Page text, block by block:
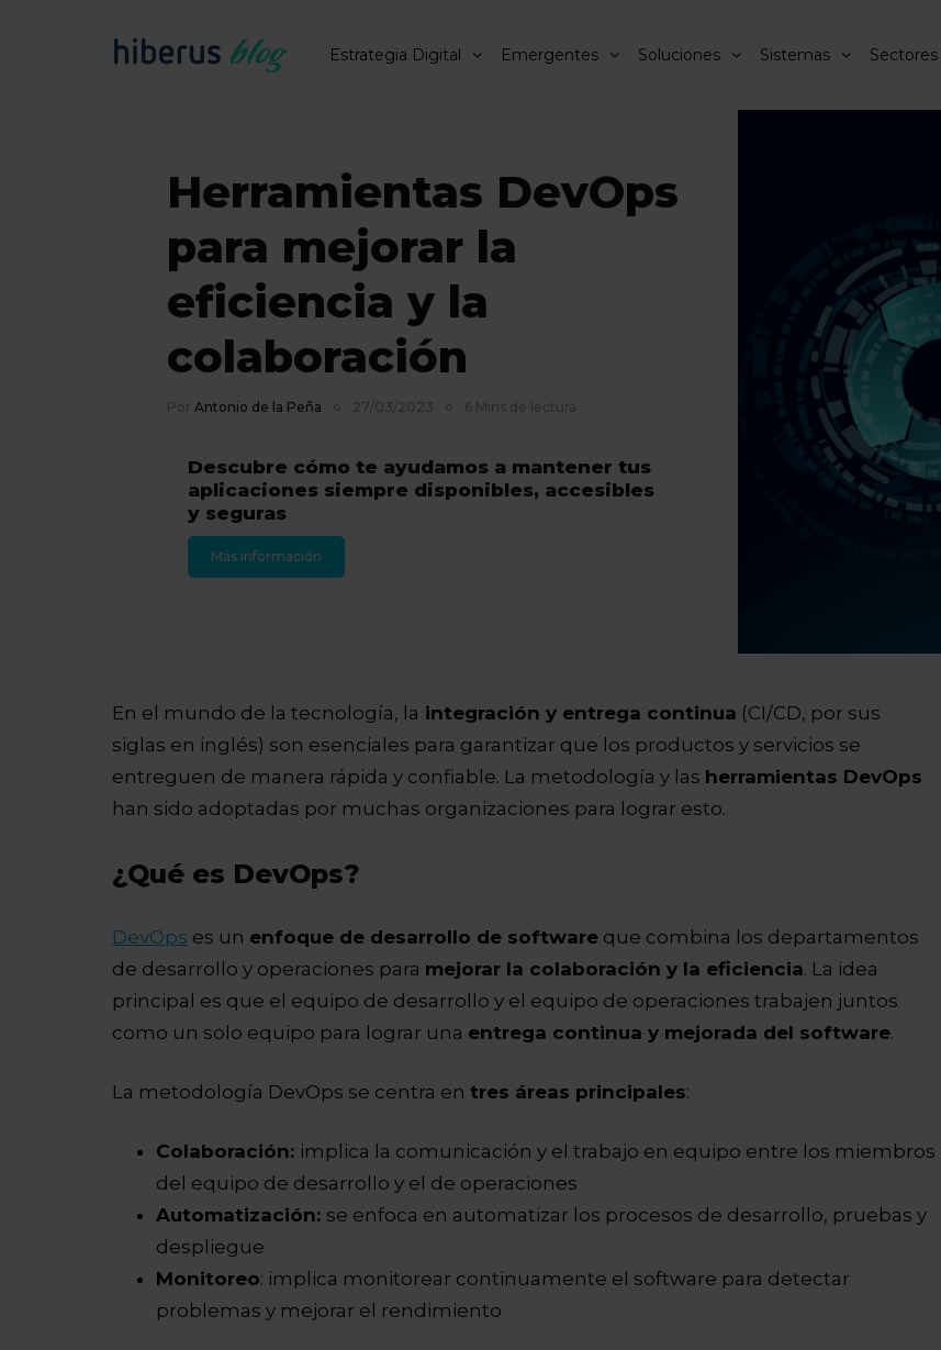
Estrategia Digital Emergentes Soluciones Sistemas Sectores
Herramientas DevOps
para mejorar la
eficiencia y la
colaboración
Por Antonio de la Peña 27/03/2023 6 Mins de lectura
Descubre cómo te ayudamos a mantener tus
aplicaciones siempre disponibles, accesibles
y seguras
Más información
En el mundo de la tecnología, la integración y entrega continua (CI/CD, por sus
siglas en inglés) son esenciales para garantizar que los productos y servicios se
entreguen de manera rápida y confiable. La metodología y las herramientas DevOps
han sido adoptadas por muchas organizaciones para lograr esto.
¿Qué es DevOps?
DevOps es un enfoque de desarrollo de software que combina los departamentos
de desarrollo y operaciones para mejorar la colaboración y la eficiencia. La idea
principal es que el equipo de desarrollo y el equipo de operaciones trabajen juntos
como un solo equipo para lograr una entrega continua y mejorada del software.
La metodología DevOps se centra en tres áreas principales:
Colaboración: implica la comunicación y el trabajo en equipo entre los miembros
del equipo de desarrollo y el de operaciones
Automatización: se enfoca en automatizar los procesos de desarrollo, pruebas y
despliegue
Monitoreo: implica monitorear continuamente el software para detectar
problemas y mejorar el rendimiento